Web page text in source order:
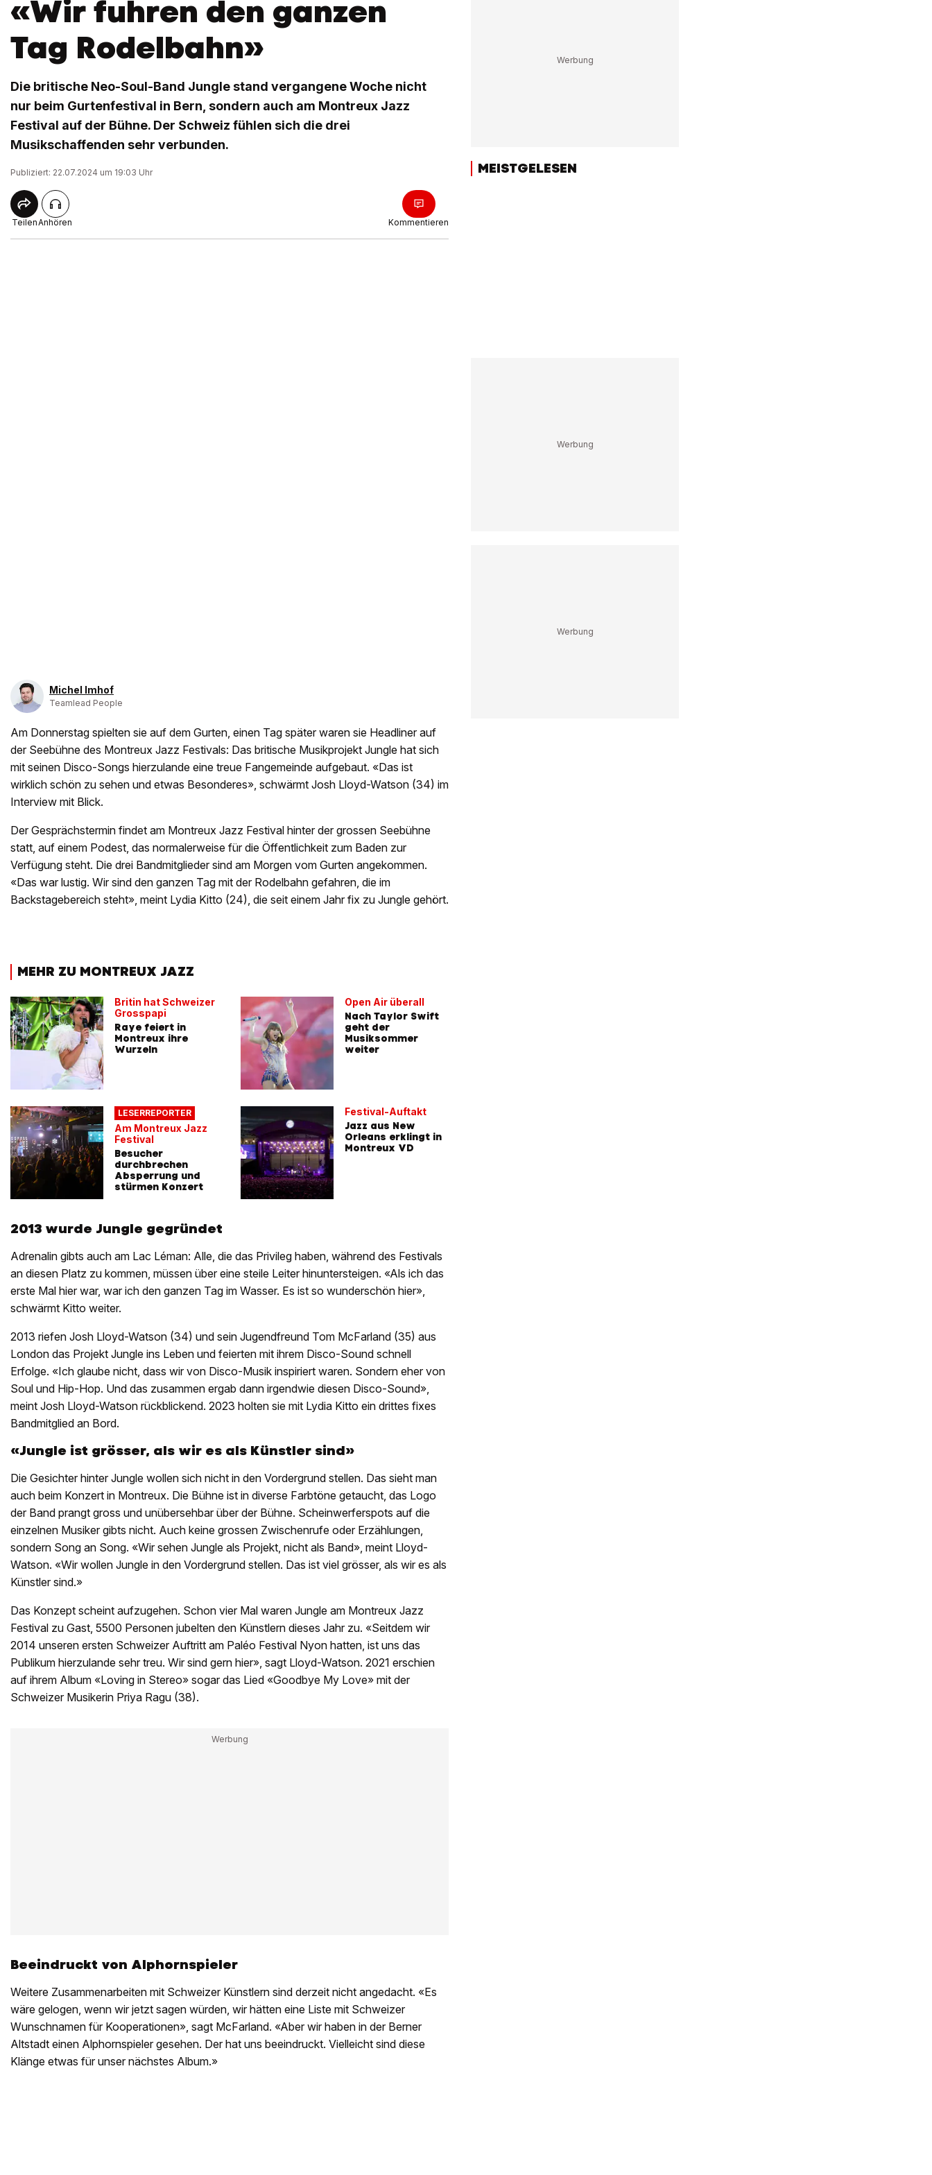
«Wir fuhren den ganzen
Tag Rodelbahn»
Die britische Neo-Soul-Band Jungle stand vergangene Woche nicht
nur beim Gurtenfestival in Bern, sondern auch am Montreux Jazz
Festival auf der Bühne. Der Schweiz fühlen sich die drei
Musikschaffenden sehr verbunden.
Publiziert: 22.07.2024 um 19:03 Uhr
TeilenAnhören Kommentieren
Michel Imhof
Teamlead People
Am Donnerstag spielten sie auf dem Gurten, einen Tag später waren sie Headliner auf
der Seebühne des Montreux Jazz Festivals: Das britische Musikprojekt Jungle hat sich
mit seinen Disco-Songs hierzulande eine treue Fangemeinde aufgebaut. «Das ist
wirklich schön zu sehen und etwas Besonderes», schwärmt Josh Lloyd-Watson (34) im
Interview mit Blick.
Der Gesprächstermin findet am Montreux Jazz Festival hinter der grossen Seebühne
statt, auf einem Podest, das normalerweise für die Öffentlichkeit zum Baden zur
Verfügung steht. Die drei Bandmitglieder sind am Morgen vom Gurten angekommen.
«Das war lustig. Wir sind den ganzen Tag mit der Rodelbahn gefahren, die im
Backstagebereich steht», meint Lydia Kitto (24), die seit einem Jahr fix zu Jungle gehört.
MEHR ZU MONTREUX JAZZ
Britin hat Schweizer
Grosspapi
Raye feiert in
Montreux ihre
Wurzeln
LESERREPORTER
Am Montreux Jazz
Festival
Besucher
durchbrechen
Absperrung und
stürmen Konzert
Open Air überall
Nach Taylor Swift
geht der
Musiksommer
weiter
Festival-Auftakt
Jazz aus New
Orleans erklingt in
Montreux VD
2013 wurde Jungle gegründet
Adrenalin gibts auch am Lac Léman: Alle, die das Privileg haben, während des Festivals
an diesen Platz zu kommen, müssen über eine steile Leiter hinuntersteigen. «Als ich das
erste Mal hier war, war ich den ganzen Tag im Wasser. Es ist so wunderschön hier»,
schwärmt Kitto weiter.
2013 riefen Josh Lloyd-Watson (34) und sein Jugendfreund Tom McFarland (35) aus
London das Projekt Jungle ins Leben und feierten mit ihrem Disco-Sound schnell
Erfolge. «Ich glaube nicht, dass wir von Disco-Musik inspiriert waren. Sondern eher von
Soul und Hip-Hop. Und das zusammen ergab dann irgendwie diesen Disco-Sound»,
meint Josh Lloyd-Watson rückblickend. 2023 holten sie mit Lydia Kitto ein drittes fixes
Bandmitglied an Bord.
«Jungle ist grösser, als wir es als Künstler sind»
Die Gesichter hinter Jungle wollen sich nicht in den Vordergrund stellen. Das sieht man
auch beim Konzert in Montreux. Die Bühne ist in diverse Farbtöne getaucht, das Logo
der Band prangt gross und unübersehbar über der Bühne. Scheinwerferspots auf die
einzelnen Musiker gibts nicht. Auch keine grossen Zwischenrufe oder Erzählungen,
sondern Song an Song. «Wir sehen Jungle als Projekt, nicht als Band», meint Lloyd-
Watson. «Wir wollen Jungle in den Vordergrund stellen. Das ist viel grösser, als wir es als
Künstler sind.»
Das Konzept scheint aufzugehen. Schon vier Mal waren Jungle am Montreux Jazz
Festival zu Gast, 5500 Personen jubelten den Künstlern dieses Jahr zu. «Seitdem wir
2014 unseren ersten Schweizer Auftritt am Paléo Festival Nyon hatten, ist uns das
Publikum hierzulande sehr treu. Wir sind gern hier», sagt Lloyd-Watson. 2021 erschien
auf ihrem Album «Loving in Stereo» sogar das Lied «Goodbye My Love» mit der
Schweizer Musikerin Priya Ragu (38).
Beeindruckt von Alphornspieler
Weitere Zusammenarbeiten mit Schweizer Künstlern sind derzeit nicht angedacht. «Es
wäre gelogen, wenn wir jetzt sagen würden, wir hätten eine Liste mit Schweizer
Wunschnamen für Kooperationen», sagt McFarland. «Aber wir haben in der Berner
Altstadt einen Alphornspieler gesehen. Der hat uns beeindruckt. Vielleicht sind diese
Klänge etwas für unser nächstes Album.»
MEISTGELESEN